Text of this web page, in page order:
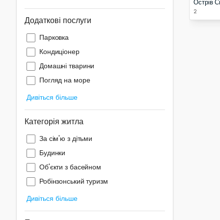
Додаткові послуги
Парковка
Кондиціонер
Домашні тварини
Погляд на море
Дивіться більше
Категорія житла
За сім'ю з дітьми
Будинки
Об'єкти з басейном
Робінзонський туризм
Дивіться більше
Острів
2